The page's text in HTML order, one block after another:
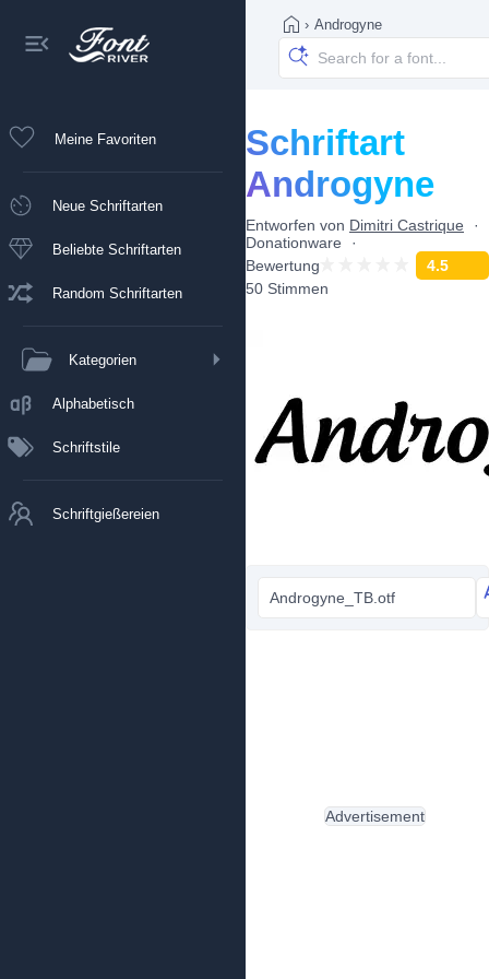
Meine Favoriten
Neue Schriftarten
Beliebte Schriftarten
Random Schriftarten
Kategorien
Alphabetisch
Schriftstile
Schriftgießereien
› Androgyne
Schriftart
Androgyne
Entworfen von Dimitri Castrique
Donationware
Bewertung
4.5
50 Stimmen
Androgyne_TB.otf
Advertisement